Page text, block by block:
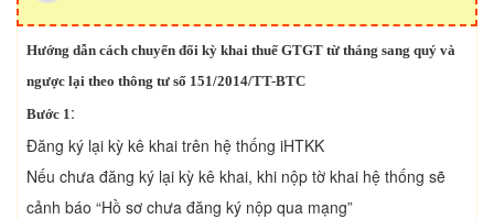
Hướng dẫn cách chuyển đổi kỳ khai thuế GTGT từ tháng sang quý và
ngược lại theo thông tư số 151/2014/TT-BTC
Bước 1 :
Đăng ký lại kỳ kê khai trên hệ thống iHTKK
Nếu chưa đăng ký lại kỳ kê khai, khi nộp tờ khai hệ thống sẽ
cảnh báo “Hồ sơ chưa đăng ký nộp qua mạng”